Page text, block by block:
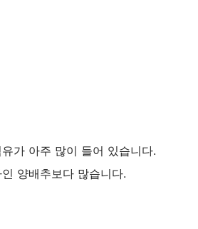
가 아주 많이 들어 있습니다.
양배추보다 많습니다.